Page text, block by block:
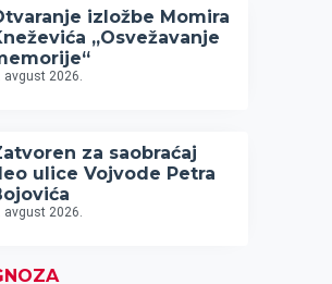
izložbe Momira
„Osvežavanje
avgust 2026.
za saobraćaj
ulice Vojvode Petra
avgust 2026.